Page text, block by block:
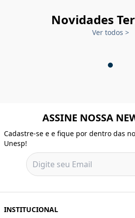
Novidades
Ver todos >
ASSINE NOSSA
Cadastre-se e e fique por dentro das
Unesp!
INSTITUCIONAL